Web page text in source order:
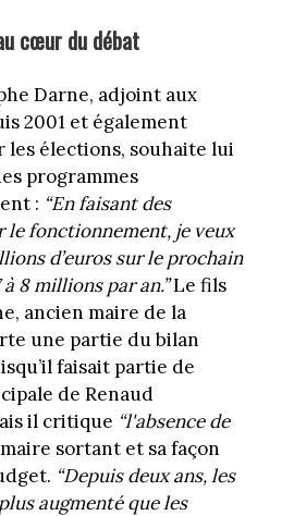
cœur du débat
Darne, adjoint aux
2001 et également
les élections, souhaite lui
programmes
: “En faisant des
le fonctionnement, je veux
d’euros sur le prochain
8 millions par an.”Le fils
ancien maire de la
une partie du bilan
faisait partie de
de Renaud
il critique “l'absence de
sortant et sa façon
“Depuis deux ans, les
augmenté que les